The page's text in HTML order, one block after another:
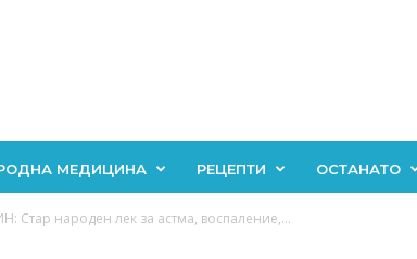
МЕДИЦИНА РЕЦЕПТИ ОСТАНАТО
народен лек за астма, воспаление,...